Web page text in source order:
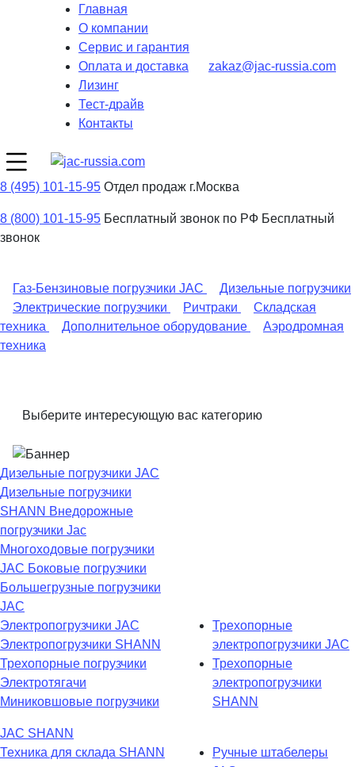
Главная
О компании
Сервис и гарантия
Оплата и доставка
Лизинг
Тест-драйв
Контакты
zakaz@jac-russia.com
8 (495) 101-15-95 Отдел продаж г.Москва
8 (800) 101-15-95 Бесплатный звонок по РФ Бесплатный
звонок
Газ-Бензиновые погрузчики JAC
Дизельные погрузчики
Электрические погрузчики
Ричтраки
Складская
техника
Дополнительное оборудование
Аэродромная
техника
Выберите интересующую вас категорию
Дизельные погрузчики JAC
Дизельные погрузчики
SHANN Внедорожные
погрузчики Jac
Многоходовые погрузчики
JAC Боковые погрузчики
Большегрузные погрузчики
JAC
Электропогрузчики JAC
Электропогрузчики SHANN
Трехопорные погрузчики
Электротягачи
Миниковшовые погрузчики
Трехопорные
электропогрузчики JAC
Трехопорные
электропогрузчики
SHANN
JAC SHANN
Техника для склада SHANN
Ручные штабелеры